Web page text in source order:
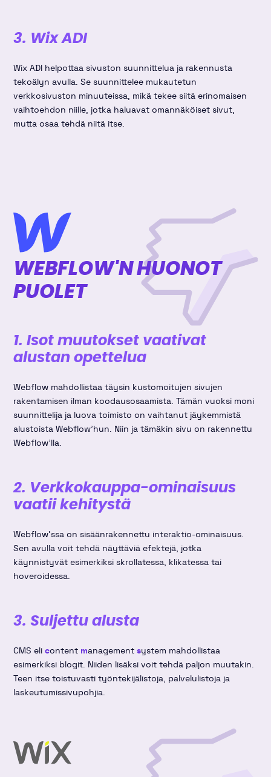
3. Wix ADI
Wix ADI helpottaa sivuston suunnittelua ja rakennusta
tekoälyn avulla. Se suunnittelee mukautetun
verkkosivuston minuuteissa, mikä tekee siitä erinomaisen
vaihtoehdon niille, jotka haluavat omannäköiset sivut,
mutta osaa tehdä niitä itse.
WEBFLOW'N HUONOT
PUOLET
1. Isot muutokset vaativat
alustan opettelua
Webflow mahdollistaa täysin kustomoitujen sivujen
rakentamisen ilman koodausosaamista. Tämän vuoksi moni
suunnittelija ja luova toimisto on vaihtanut jäykemmistä
alustoista Webflow'hun. Niin ja tämäkin sivu on rakennettu
Webflow'lla.
2. Verkkokauppa-ominaisuus
vaatii kehitystä
Webflow'ssa on sisäänrakennettu interaktio-ominaisuus.
Sen avulla voit tehdä näyttäviä efektejä, jotka
käynnistyvät esimerkiksi skrollatessa, klikatessa tai
hoveroidessa.
3. Suljettu alusta
CMS elicontent managementsystem mahdollistaa
esimerkiksi blogit. Niiden lisäksi voit tehdä paljon muutakin.
Teen itse toistuvasti työntekijälistoja, palvelulistoja ja
laskeutumissivupohjia.